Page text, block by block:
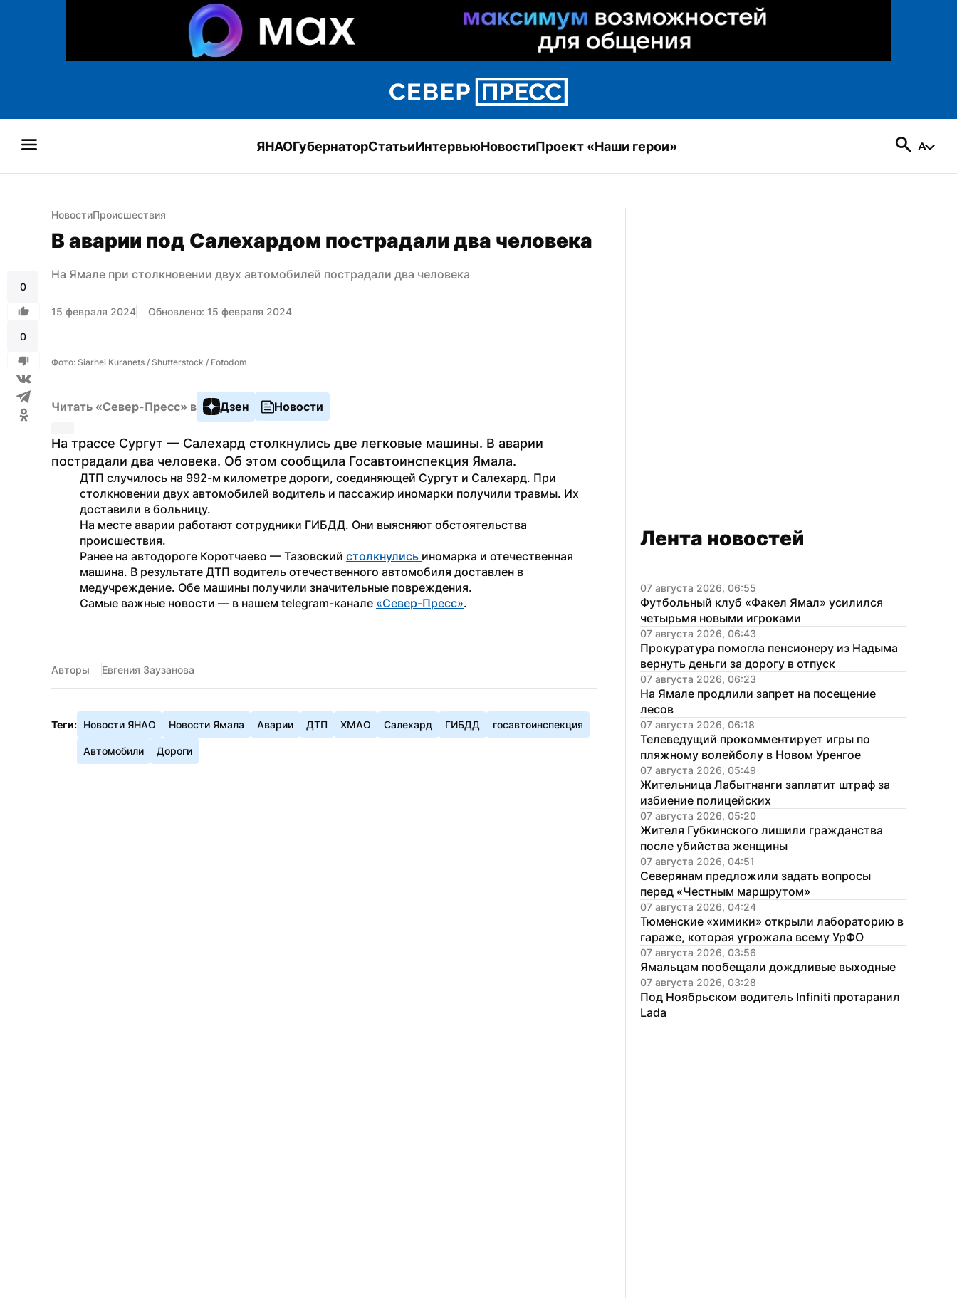
ЯНАОГубернаторСтатьиИнтервьюНовостиПроект «Наши герои»
0
0
НовостиПроисшествия
В аварии под Салехардом пострадали два человека
На Ямале при столкновении двух автомобилей пострадали два человека
15 февраля 2024 Обновлено: 15 февраля 2024
Фото: Siarhei Kuranets / Shutterstock / Fotodom
Читать «Север-Пресс» в Дзен Новости
На трассе Сургут — Салехард столкнулись две легковые машины. В аварии
пострадали два человека. Об этом сообщила Госавтоинспекция Ямала.
ДТП случилось на 992-м километре дороги, соединяющей Сургут и Салехард. При
столкновении двух автомобилей водитель и пассажир иномарки получили травмы. Их
доставили в больницу.
На месте аварии работают сотрудники ГИБДД. Они выясняют обстоятельства
происшествия.
Ранее на автодороге Коротчаево — Тазовский столкнулись иномарка и отечественная
машина. В результате ДТП водитель отечественного автомобиля доставлен в
медучреждение. Обе машины получили значительные повреждения.
Самые важные новости — в нашем telegram-канале «Север-Пресс».
Авторы Евгения Заузанова
Теги: Новости ЯНАО Новости Ямала Аварии ДТП ХМАО Салехард ГИБДД госавтоинспекция
Автомобили Дороги
Лента новостей
07 августа 2026, 06:55
Футбольный клуб «Факел Ямал» усилился
четырьмя новыми игроками
07 августа 2026, 06:43
Прокуратура помогла пенсионеру из Надыма
вернуть деньги за дорогу в отпуск
07 августа 2026, 06:23
На Ямале продлили запрет на посещение
лесов
07 августа 2026, 06:18
Телеведущий прокомментирует игры по
пляжному волейболу в Новом Уренгое
07 августа 2026, 05:49
Жительница Лабытнанги заплатит штраф за
избиение полицейских
07 августа 2026, 05:20
Жителя Губкинского лишили гражданства
после убийства женщины
07 августа 2026, 04:51
Северянам предложили задать вопросы
перед «Честным маршрутом»
07 августа 2026, 04:24
Тюменские «химики» открыли лабораторию в
гараже, которая угрожала всему УрФО
07 августа 2026, 03:56
Ямальцам пообещали дождливые выходные
07 августа 2026, 03:28
Под Ноябрьском водитель Infiniti протаранил
Lada